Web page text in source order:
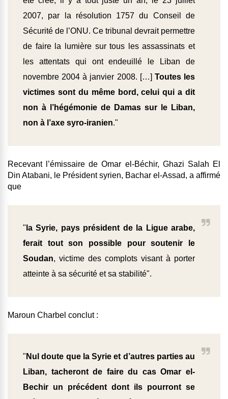
2007, par la résolution 1757 du Conseil de
Sécurité de l’ONU. Ce tribunal devrait permettre
de faire la lumière sur tous les assassinats et
les attentats qui ont endeuillé le Liban de
novembre 2004 à janvier 2008. […] Toutes les
victimes sont du même bord, celui qui a dit
non à l’hégémonie de Damas sur le Liban,
non à l’axe syro-iranien."
Recevant l’émissaire de Omar el-Béchir, Ghazi Salah El
Din Atabani, le Président syrien, Bachar el-Assad, a affirmé
que
" la Syrie, pays président de la Ligue arabe,
ferait tout son possible pour soutenir le
Soudan, victime des complots visant à porter
atteinte à sa sécurité et sa stabilité".
Maroun Charbel conclut :
" Nul doute que la Syrie et d’autres parties au
Liban, tacheront de faire du cas Omar el-
Bechir un précédent dont ils pourront se